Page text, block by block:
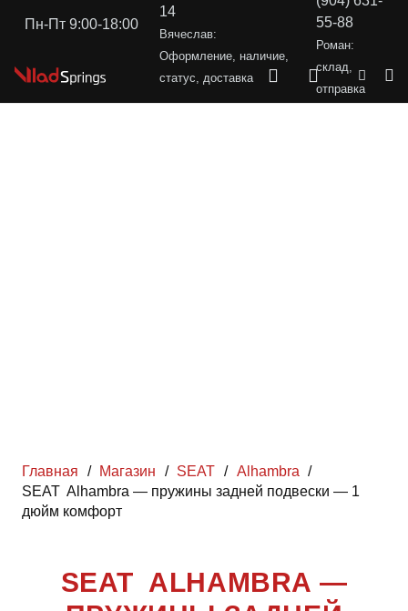
Пн-Пт 9:00-18:00
14
Вячеслав:
Оформление, наличие,
статус, доставка
55-88
Роман:
склад,
отправка
Главная / Магазин / SEAT / Alhambra /
SEAT Alhambra — пружины задней подвески — 1
дюйм комфорт
SEAT ALHAMBRA —